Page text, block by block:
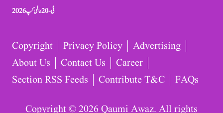
ٹی-20 عالمی کپ 2026
Copyright Privacy Policy
Advertising
About Us
Contact Us
Career
Section RSS Feeds
Contribute T&C FAQs
Copyright © 2026 Qaumi Awaz. All rights